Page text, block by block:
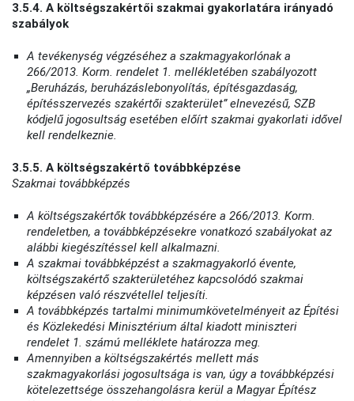
3.5.4. A költségszakértői szakmai gyakorlatára irányadó
szabályok
A tevékenység végzéséhez a szakmagyakorlónak a
266/2013. Korm. rendelet 1. mellékletében szabályozott
„Beruházás, beruházáslebonyolítás, építésgazdaság,
építésszervezés szakértői szakterület” elnevezésű, SZB
kódjelű jogosultság esetében előírt szakmai gyakorlati idővel
kell rendelkeznie.
3.5.5. A költségszakértő továbbképzése
Szakmai továbbképzés
A költségszakértők továbbképzésére a 266/2013. Korm.
rendeletben, a továbbképzésekre vonatkozó szabályokat az
alábbi kiegészítéssel kell alkalmazni.
A szakmai továbbképzést a szakmagyakorló évente,
költségszakértő szakterületéhez kapcsolódó szakmai
képzésen való részvétellel teljesíti.
A továbbképzés tartalmi minimumkövetelményeit az Építési
és Közlekedési Minisztérium által kiadott miniszteri
rendelet 1. számú melléklete határozza meg.
Amennyiben a költségszakértés mellett más
szakmagyakorlási jogosultsága is van, úgy a továbbképzési
kötelezettsége összehangolásra kerül a Magyar Építész